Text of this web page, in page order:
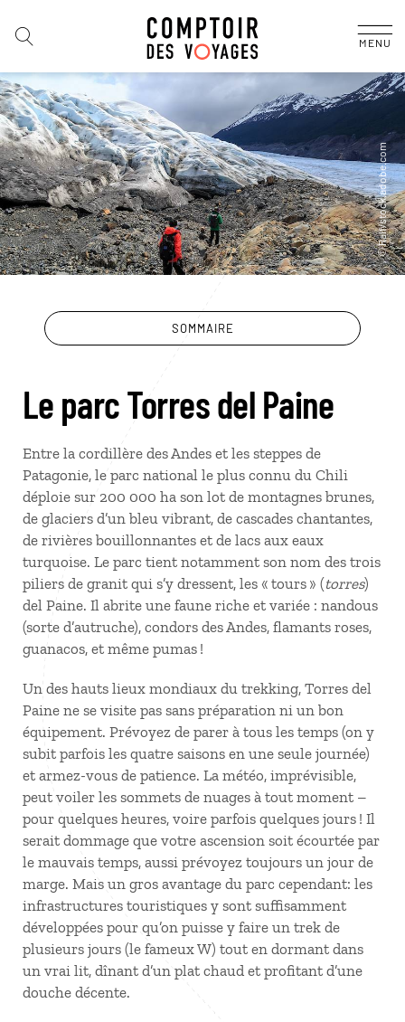
MENU
SOMMAIRE
Le parc Torres del Paine
Entre la cordillère des Andes et les steppes de
Patagonie, le parc national le plus connu du Chili
déploie sur 200 000 ha son lot de montagnes brunes,
de glaciers d’un bleu vibrant, de cascades chantantes,
de rivières bouillonnantes et de lacs aux eaux
turquoise. Le parc tient notamment son nom des trois
piliers de granit qui s’y dressent, les « tours » (torres)
del Paine. Il abrite une faune riche et variée : nandous
(sorte d’autruche), condors des Andes, flamants roses,
guanacos, et même pumas !
Un des hauts lieux mondiaux du trekking, Torres del
Paine ne se visite pas sans préparation ni un bon
équipement. Prévoyez de parer à tous les temps (on y
subit parfois les quatre saisons en une seule journée)
et armez-vous de patience. La météo, imprévisible,
peut voiler les sommets de nuages à tout moment –
pour quelques heures, voire parfois quelques jours ! Il
serait dommage que votre ascension soit écourtée par
le mauvais temps, aussi prévoyez toujours un jour de
marge. Mais un gros avantage du parc cependant: les
infrastructures touristiques y sont suffisamment
développées pour qu’on puisse y faire un trek de
plusieurs jours (le fameux W) tout en dormant dans
un vrai lit, dînant d’un plat chaud et profitant d’une
douche décente.